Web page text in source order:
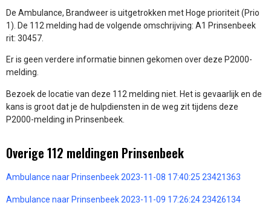
De Ambulance, Brandweer is uitgetrokken met Hoge prioriteit (Prio
1). De 112 melding had de volgende omschrijving: A1 Prinsenbeek
rit: 30457.
Er is geen verdere informatie binnen gekomen over deze P2000-
melding.
Bezoek de locatie van deze 112 melding niet. Het is gevaarlijk en de
kans is groot dat je de hulpdiensten in de weg zit tijdens deze
P2000-melding in Prinsenbeek.
Overige 112 meldingen Prinsenbeek
Ambulance naar Prinsenbeek 2023-11-08 17:40:25 23421363
Ambulance naar Prinsenbeek 2023-11-09 17:26:24 23426134